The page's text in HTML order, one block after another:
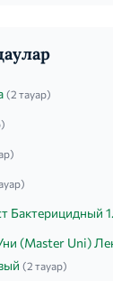
(2 тауар)
Бактерицидный
(Master Uni)
(2 тауар)